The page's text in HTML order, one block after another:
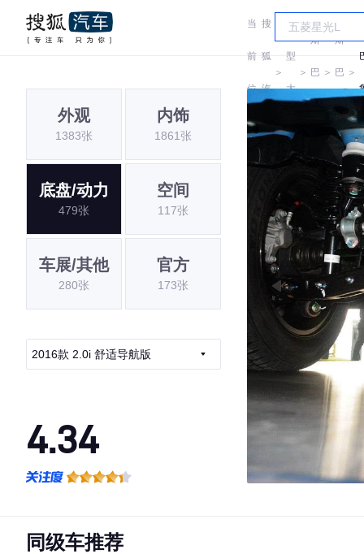
当
前
位
置:
搜
狐
汽
＞
车
型
大
＞
斯
巴 ＞
斯
巴 ＞
外观
1383张
内饰
1861张
底盘/动力
479张
空间
117张
车展/其他
280张
官方
173张
2016款 2.0i 舒适导航版
4.34
·空间表现一般，低于94%同级车
同级车推荐